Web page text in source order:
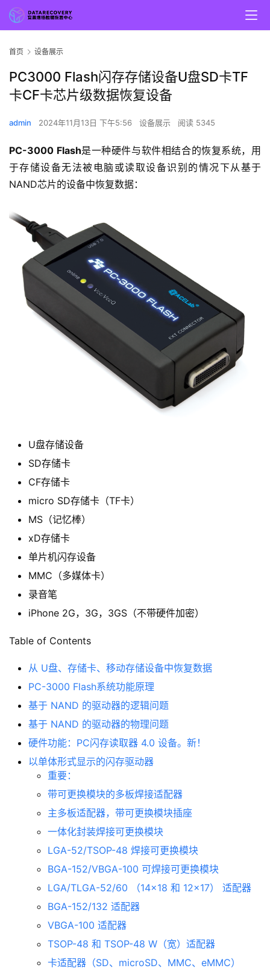
首页 设备展示
PC3000 Flash闪存存储设备U盘SD卡TF
卡CF卡芯片级数据恢复设备
admin 2024年11月13日 下午5:56 设备展示 阅读 5345
PC-3000 Flash是一种硬件与软件相结合的恢复系统，用
于存储设备无法被电脑或读取设备识别的情况下从基于
NAND芯片的设备中恢复数据：
U盘存储设备
SD存储卡
CF存储卡
micro SD存储卡（TF卡）
MS（记忆棒）
xD存储卡
单片机闪存设备
MMC（多媒体卡）
录音笔
iPhone 2G，3G，3GS（不带硬件加密）
Table of Contents
从 U盘、存储卡、移动存储设备中恢复数据
PC-3000 Flash系统功能原理
基于 NAND 的驱动器的逻辑问题
基于 NAND 的驱动器的物理问题
硬件功能：PC闪存读取器 4.0 设备。新！
以单体形式显示的闪存驱动器
重要：
带可更换模块的多板焊接适配器
主多板适配器，带可更换模块插座
一体化封装焊接可更换模块
LGA-52/TSOP-48 焊接可更换模块
BGA-152/VBGA-100 可焊接可更换模块
LGA/TLGA-52/60 （14×18 和 12×17） 适配器
BGA-152/132 适配器
VBGA-100 适配器
TSOP-48 和 TSOP-48 W（宽）适配器
卡适配器（SD、microSD、MMC、eMMC）